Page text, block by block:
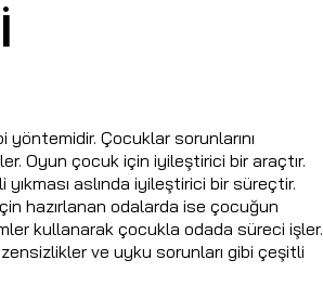
Çocuklar sorunlarını
Oyun çocuk için iyileştirici bir araçtır.
aslında iyileştirici bir süreçtir.
hazırlanan odalarda ise çocuğun
kullanarak çocukla odada süreci işler.
ve uyku sorunları gibi çeşitli